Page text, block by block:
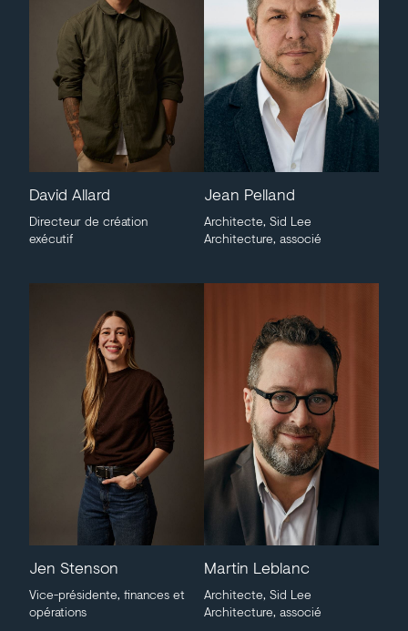
David Allard
Directeur de création
exécutif
Jean Pelland
Architecte, Sid Lee
Architecture, associé
Jen Stenson
Vice-présidente, finances et
opérations
Martin Leblanc
Architecte, Sid Lee
Architecture, associé